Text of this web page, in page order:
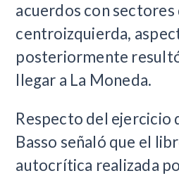
acuerdos con sectores
centroizquierda,
posteriormente
llegar a La Moneda.
Respecto del ejercicio
Basso señaló que el
autocrítica realizada